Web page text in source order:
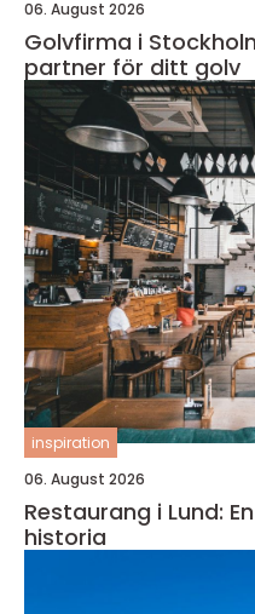
06. August 2026
Golvfirma i
partner för ditt golv
inspiration
06. August 2026
Restaurang i Lund:
historia